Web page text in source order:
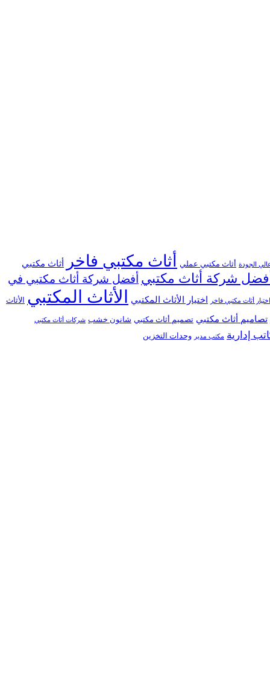
الجودة أثاث مكتبي عملي أثاث مكتبي فاخر
أثاث مكتبي
أفضل شركة أثاث مكتبي أفضل شركة أثاث مكتبي في
اختيار أثاث مكتبي فاخر اختيار الأثاث المكتبي الأثاث المكتبي الأثاث
تصاميم أثاث مكتبي تصميم أثاث مكتبي شانون خشب شركات أثاث مكتبي
إدارية مكتب مدير وحدات التخزين